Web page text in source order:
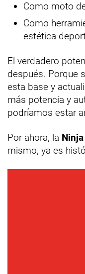
Como moto
Como
estética
El verdadero
después. Porque
esta base y
más potencia y
podríamos estar
Por ahora, la
mismo, ya es